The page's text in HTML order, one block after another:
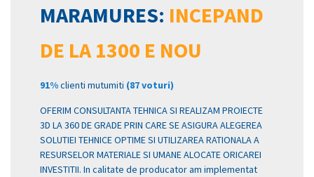
MARAMURES: INCEPAND
DE LA 1300 E NOU
91%clienti mutumiti (87 voturi)
OFERIM CONSULTANTA TEHNICA SI REALIZAM PROIECTE
3D LA 360 DE GRADE PRIN CARE SE ASIGURA ALEGEREA
SOLUTIEI TEHNICE OPTIME SI UTILIZAREA RATIONALA A
RESURSELOR MATERIALE SI UMANE ALOCATE ORICAREI
INVESTITII. In calitate de producator am implementat